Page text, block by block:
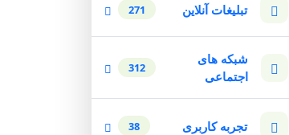
تبلیغات آنلاین 271
شبکه های
اجتماعی
312
تجربه کاربری 38